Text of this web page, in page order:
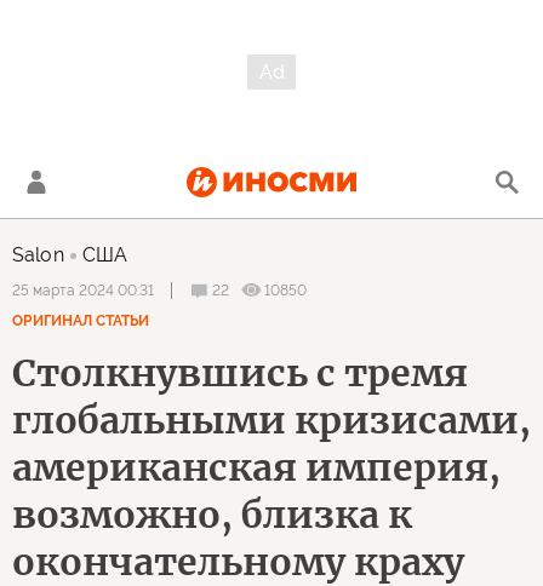
Salon США
25 марта 2024 00:31 22
10850
ОРИГИНАЛ СТАТЬИ
Столкнувшись с тремя
глобальными кризисами,
американская империя,
возможно, близка к
окончательному краху